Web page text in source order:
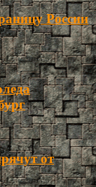
России
от